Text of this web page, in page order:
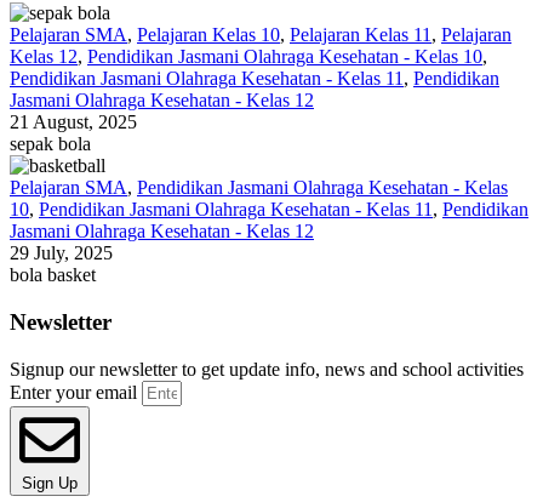
Pelajaran SMA, Pelajaran Kelas 10, Pelajaran Kelas 11, Pelajaran
Kelas 12, Pendidikan Jasmani Olahraga Kesehatan - Kelas 10,
Pendidikan Jasmani Olahraga Kesehatan - Kelas 11, Pendidikan
Jasmani Olahraga Kesehatan - Kelas 12
21 August, 2025
sepak bola
Pelajaran SMA, Pendidikan Jasmani Olahraga Kesehatan - Kelas
10, Pendidikan Jasmani Olahraga Kesehatan - Kelas 11, Pendidikan
Jasmani Olahraga Kesehatan - Kelas 12
29 July, 2025
bola basket
Newsletter
Signup our newsletter to get update info, news and school activities
Enter your email
Sign Up